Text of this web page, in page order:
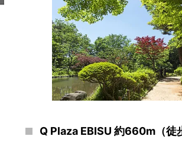
Q Plaza EBISU 約660m（徒